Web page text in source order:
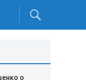
о